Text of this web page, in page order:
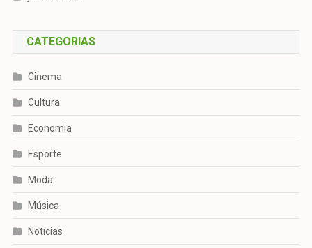
CATEGORIAS
Cinema
Cultura
Economia
Esporte
Moda
Música
Notícias